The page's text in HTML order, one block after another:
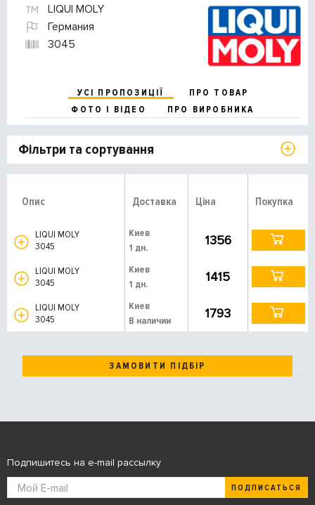
LIQUI MOLY
Германия
3045
УСІ ПРОПОЗИЦІЇ
ПРО ТОВАР
ФОТО І ВІДЕО
ПРО ВИРОБНИКА
Фільтри та сортування
Опис Доставка Ціна Покупка
LIQUI MOLY
3045
Киев
1 дн.
1356
LIQUI MOLY
3045
Киев
1 дн.
1415
LIQUI MOLY
3045
Киев
В наличии
1793
ЗАМОВИТИ ПІДБІР
Подпишитесь на e-mail рассылку
ПОДПИСАТЬСЯ